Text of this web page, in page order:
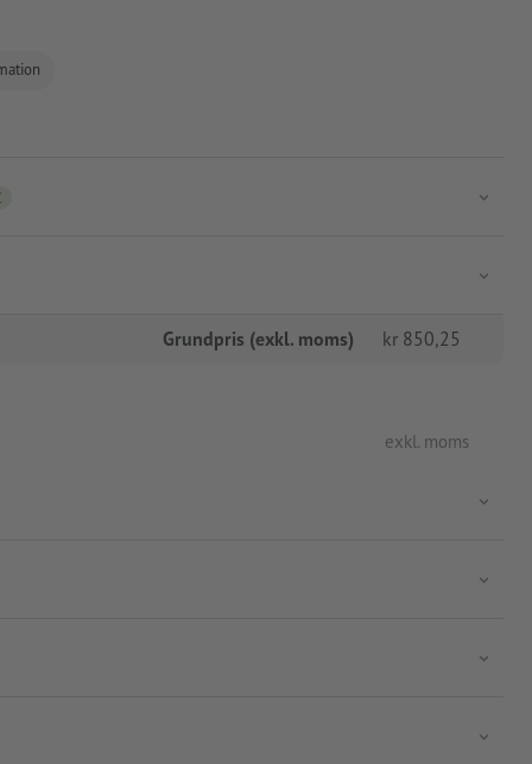
Grundpris (exkl. moms) kr 850,25
exkl. moms